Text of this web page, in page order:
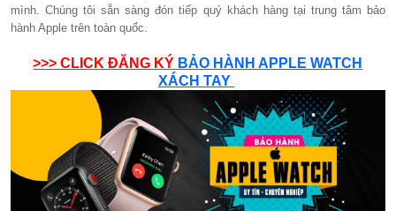
mình. Chúng tôi sẵn sàng đón tiếp quý khách hàng tại trung tâm bảo
hành Apple trên toàn quốc.
>>> CLICK ĐĂNG KÝ BẢO HÀNH APPLE WATCH
XÁCH TAY